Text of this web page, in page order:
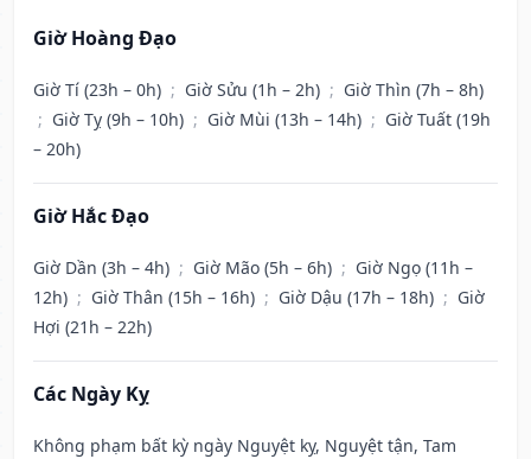
Giờ Hoàng Đạo
Giờ Tí (23h – 0h) ; Giờ Sửu (1h – 2h) ; Giờ Thìn (7h – 8h)
; Giờ Tỵ (9h – 10h) ; Giờ Mùi (13h – 14h) ; Giờ Tuất (19h
– 20h)
Giờ Hắc Đạo
Giờ Dần (3h – 4h) ; Giờ Mão (5h – 6h) ; Giờ Ngọ (11h –
12h) ; Giờ Thân (15h – 16h) ; Giờ Dậu (17h – 18h) ; Giờ
Hợi (21h – 22h)
Các Ngày Kỵ
Không phạm bất kỳ ngày Nguyệt kỵ, Nguyệt tận, Tam